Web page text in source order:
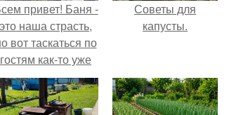
привет! Баня -
это наша страсть,
вот таскаться по
гостям как-то уже
надоело.
Советы для
капусты.